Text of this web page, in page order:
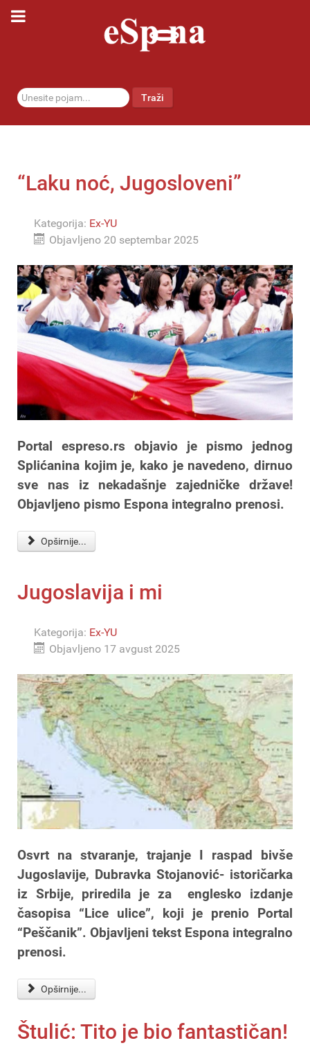
traži... Traži
“Laku noć, Jugosloveni”
Kategorija: Ex-YU
Objavljeno 20 septembar 2025
Portal espreso.rs objavio je pismo jednog
Splićanina kojim je, kako je navedeno, dirnuo
sve nas iz nekadašnje zajedničke države!
Objavljeno pismo Espona integralno prenosi.
Opširnije...
Jugoslavija i mi
Kategorija: Ex-YU
Objavljeno 17 avgust 2025
Osvrt na stvaranje, trajanje I raspad bivše
Jugoslavije, Dubravka Stojanović- istoričarka
iz Srbije, priredila je za englesko izdanje
časopisa “Lice ulice”, koji je prenio Portal
“Peščanik”. Objavljeni tekst Espona integralno
prenosi.
Opširnije...
Štulić: Tito je bio fantastičan!